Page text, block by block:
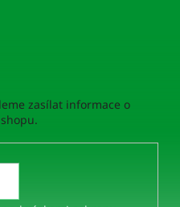
zasílat informace o